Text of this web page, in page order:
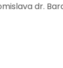
dr.